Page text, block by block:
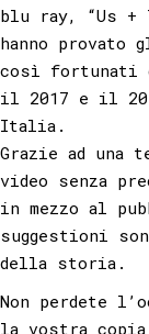
blu ray, “Us
hanno
così fortunati
il 2017 e il
Italia.
Grazie ad una
video senza
in mezzo al
suggestioni
della storia.
Non perdete
la vostra